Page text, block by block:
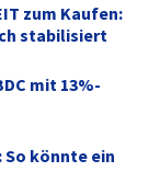
zum Kaufen:
stabilisiert
mit 13%-
So könnte ein